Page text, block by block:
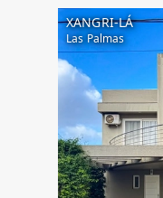
XANGRI-LÁ
Las Palmas